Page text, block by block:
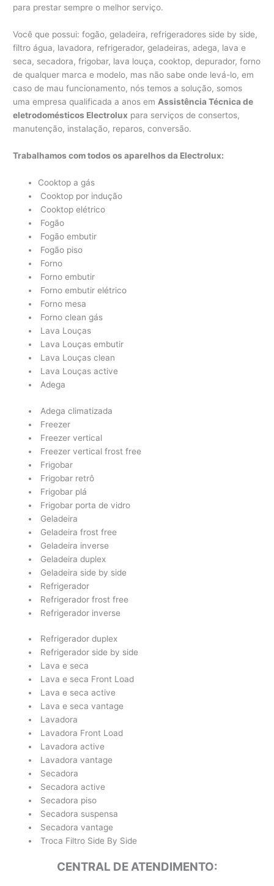
para prestar sempre o melhor serviço.
Você que possui: fogão, geladeira, refrigeradores side by side,
filtro água, lavadora, refrigerador, geladeiras, adega, lava e
seca, secadora, frigobar, lava louça, cooktop, depurador, forno
de qualquer marca e modelo, mas não sabe onde levá-lo, em
caso de mau funcionamento, nós temos a solução, somos
uma empresa qualificada a anos emAssistência Técnica de
eletrodomésticos Electrolux para serviços de consertos,
manutenção, instalação, reparos, conversão.
Trabalhamos com todos os aparelhos da Electrolux:
Cooktop a gás
Cooktop por indução
Cooktop elétrico
Fogão
Fogão embutir
Fogão piso
Forno
Forno embutir
Forno embutir elétrico
Forno mesa
Forno clean gás
Lava Louças
Lava Louças embutir
Lava Louças clean
Lava Louças active
Adega
Adega climatizada
Freezer
Freezer vertical
Freezer vertical frost free
Frigobar
Frigobar retrô
Frigobar plá
Frigobar porta de vidro
Geladeira
Geladeira frost free
Geladeira inverse
Geladeira duplex
Geladeira side by side
Refrigerador
Refrigerador frost free
Refrigerador inverse
Refrigerador duplex
Refrigerador side by side
Lava e seca
Lava e seca Front Load
Lava e seca active
Lava e seca vantage
Lavadora
Lavadora Front Load
Lavadora active
Lavadora vantage
Secadora
Secadora active
Secadora piso
Secadora suspensa
Secadora vantage
Troca Filtro Side By Side
CENTRAL DE ATENDIMENTO: